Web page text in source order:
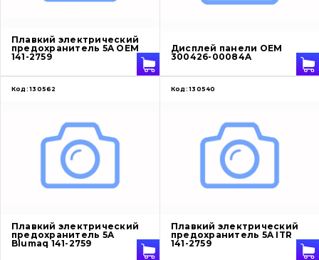
Плавкий электрический
предохранитель 5A OEM
141-2759
Дисплей панели OEM
300426-00084A
Код: 130562
Плавкий электрический
предохранитель 5A
Blumaq 141-2759
Код: 130540
Плавкий электрический
предохранитель 5A ITR
141-2759